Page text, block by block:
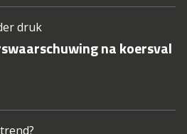
druk
na koersval